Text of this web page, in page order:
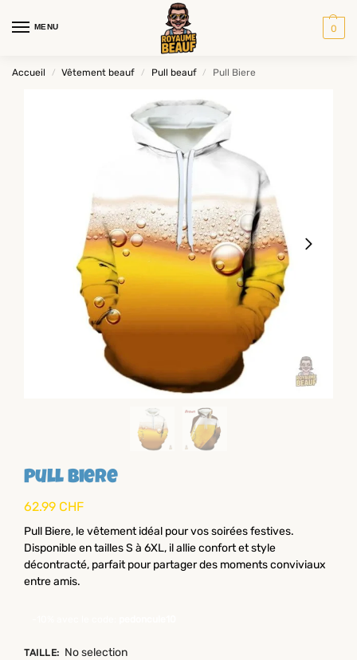
MENU 0
Accueil / Vêtement beauf / Pull beauf / Pull Biere
Pull Biere
62.99 CHF
Pull Biere, le vêtement idéal pour vos soirées festives.
Disponible en tailles S à 6XL, il allie confort et style
décontracté, parfait pour partager des moments conviviaux
entre amis.
TAILLE: No selection